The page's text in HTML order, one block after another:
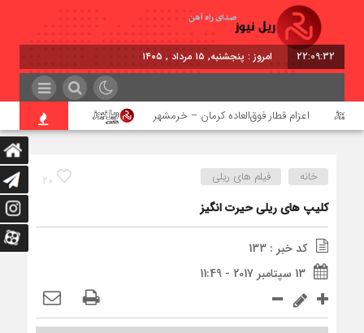
22:09:32 برابر با
اعزام قطار فوق‌العاده کرمان – خرمشهر اجرای پروژه
20 خانه فیلم های ریلی
کلیپ های ریلی حیرت انگیز
کد خبر : 133
13 سپتامبر 2017 - 11:49